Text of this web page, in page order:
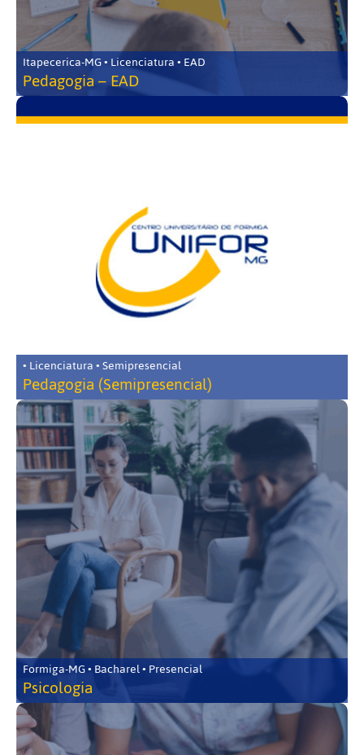
Itapecerica-MG • Licenciatura • EAD
Pedagogia – EAD
• Licenciatura • Semipresencial
Pedagogia (Semipresencial)
Formiga-MG • Bacharel • Presencial
Psicologia